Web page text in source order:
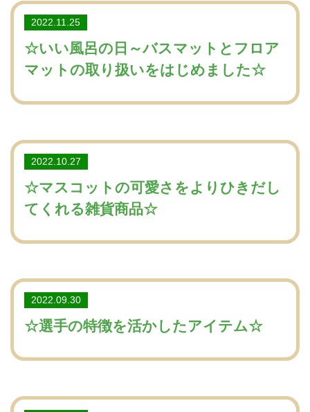
2022.11.25
☆いい風呂の日～バスマットとフロア
マットの取り扱いをはじめました☆
2022.10.27
☆マスコットの可愛さをよりひきだし
てくれる雑貨商品☆
2022.09.30
☆選手の特徴を活かしたアイテム☆